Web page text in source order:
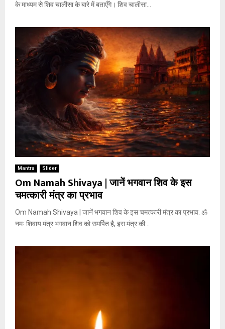
के माध्यम से शिव चालीसा के बारे में बताएँगे। शिव चालीसा...
Mantra Slider
Om Namah Shivaya | जानें भगवान शिव के इस
चमत्कारी मंत्र का प्रभाव
Om Namah Shivaya | जानें भगवान शिव के इस चमत्कारी मंत्र का प्रभाव: ॐ
नमः शिवाय मंत्र भगवान शिव को समर्पित है, इस मंत्र की...